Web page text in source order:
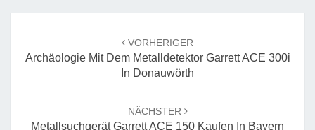
VORHERIGER
Archäologie Mit Dem Metalldetektor Garrett ACE 300i
In Donauwörth
NÄCHSTER
Metallsuchgerät Garrett ACE 150 Kaufen In Bayern